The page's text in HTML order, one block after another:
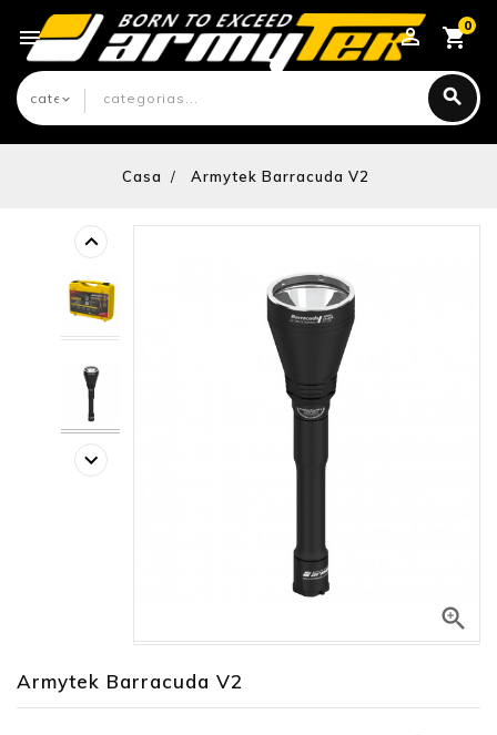
0

Casa Armytek Barracuda V2

keyboard_arrow_left
keyboard_arrow_right
Armytek Barracuda V2